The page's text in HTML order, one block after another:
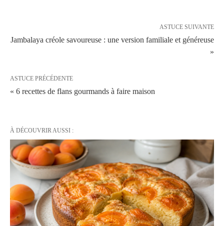
ASTUCE SUIVANTE
Jambalaya créole savoureuse : une version familiale et généreuse
»
ASTUCE PRÉCÉDENTE
« 6 recettes de flans gourmands à faire maison
À DÉCOUVRIR AUSSI :